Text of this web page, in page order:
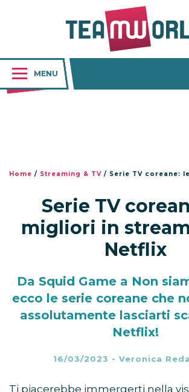
MENU
Home / Streaming & TV / Serie TV coreane: le
Serie TV
migliori in
Netflix
Da Squid Game a Non
ecco le serie coreane che
assolutamente lasciarti
Netflix!
16/03/2023 - Veronica
Ti piacerebbe immergerti nella